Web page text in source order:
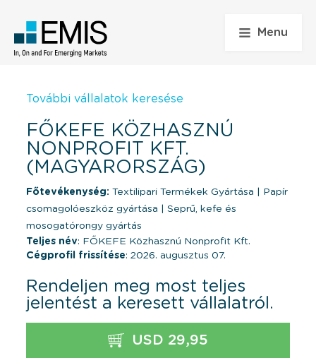
Menu
További vállalatok keresése
FŐKEFE KÖZHASZNÚ
NONPROFIT KFT.
(MAGYARORSZÁG)
Főtevékenység: Textilipari Termékek Gyártása
Papír
csomagolóeszköz gyártása
Seprű, kefe és
mosogatórongy gyártás
Teljes név: FŐKEFE Közhasznú Nonprofit Kft.
Cégprofil frissítése: 2026. augusztus 07.
Rendeljen meg most teljes
jelentést a keresett vállalatról.
USD 29,95